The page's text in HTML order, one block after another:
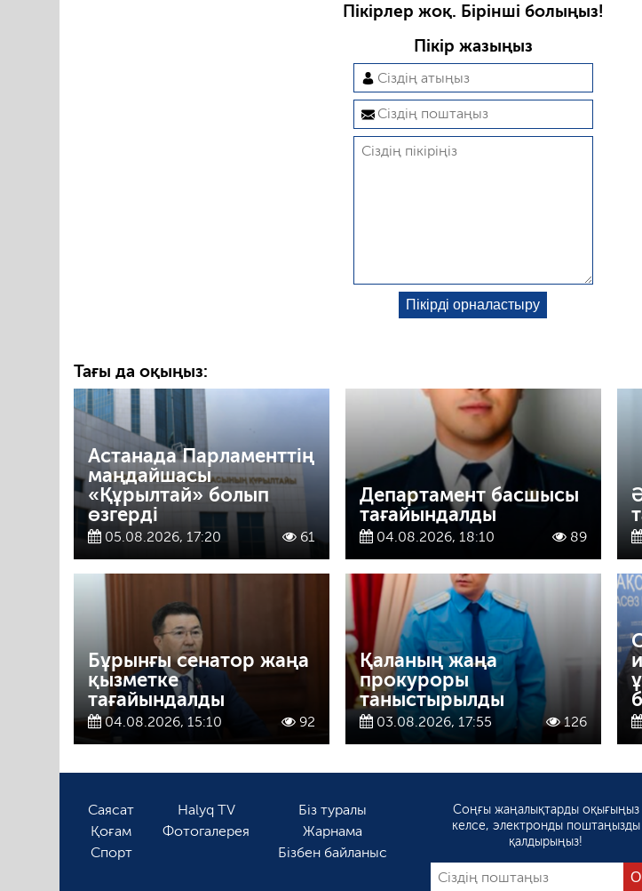
Пікірлер жоқ. Бірінші болыңыз!
Пікір жазыңыз
Тағы да оқыңыз:
Астанада Парламенттің
маңдайшасы
«Құрылтай» болып
өзгерді
05.08.2026, 17:20 61
Департамент басшысы
тағайындалды
04.08.2026, 18:10 89
Бұрынғы сенатор жаңа
қызметке
тағайындалды
04.08.2026, 15:10 92
Қаланың жаңа
прокуроры
таныстырылды
03.08.2026, 17:55 126
Саясат
Қоғам
Спорт
Halyq TV
Фотогалерея
Біз туралы
Жарнама
Бізбен байланыс
Соңғы жаңалықтарды оқығыңыз
келсе, электронды поштаңызды
қалдырыңыз!